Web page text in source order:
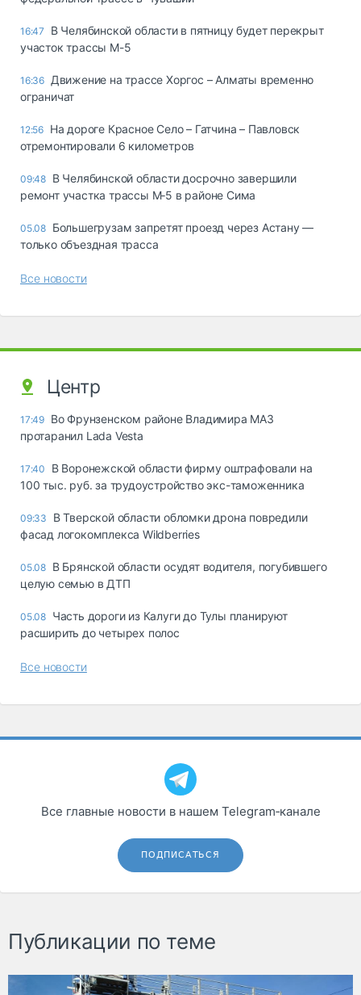
16:47
В Челябинской области в пятницу будет перекрыт
участок трассы М-5
16:36 Движение на трассе Хоргос – Алматы временно
ограничат
12:56 На дороге Красное Село – Гатчина – Павловск
отремонтировали 6 километров
09:48 В Челябинской области досрочно завершили
ремонт участка трассы М‑5 в районе Сима
05.08 Большегрузам запретят проезд через Астану —
только объездная трасса
Все новости
Центр
17:49 Во Фрунзенском районе Владимира МАЗ
протаранил Lada Vesta
17:40
В Воронежской области фирму оштрафовали на
100 тыс. руб. за трудоустройство экс-таможенника
09:33
В Тверской области обломки дрона повредили
фасад логокомплекса Wildberries
05.08 В Брянской области осудят водителя, погубившего
целую семью в ДТП
05.08 Часть дороги из Калуги до Тулы планируют
расширить до четырех полос
Все новости
Все главные новости в нашем Telegram‑канале
ПОДПИСАТЬСЯ
Публикации по теме